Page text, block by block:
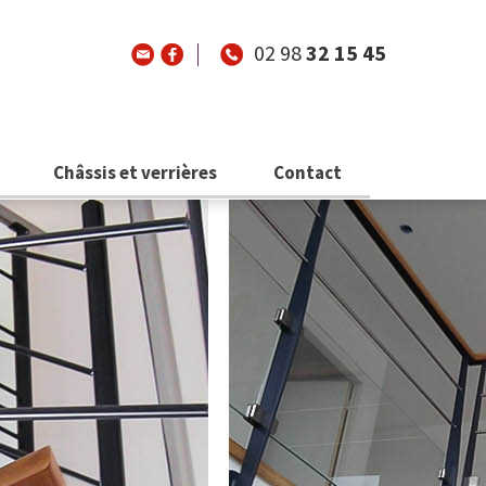
02 9832 15 45
Châssis et verrières Contact